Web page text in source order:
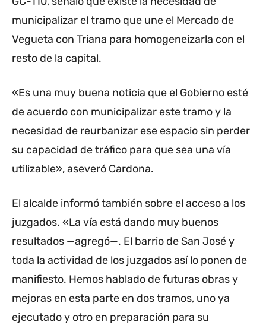
municipalizar el tramo que une el Mercado de
Vegueta con Triana para homogeneizarla con el
resto de la capital.
«Es una muy buena noticia que el Gobierno esté
de acuerdo con municipalizar este tramo y la
necesidad de reurbanizar ese espacio sin perder
su capacidad de tráfico para que sea una vía
utilizable», aseveró Cardona.
El alcalde informó también sobre el acceso a los
juzgados. «La vía está dando muy buenos
resultados —agregó—. El barrio de San José y
toda la actividad de los juzgados así lo ponen de
manifiesto. Hemos hablado de futuras obras y
mejoras en esta parte en dos tramos, uno ya
ejecutado y otro en preparación para su